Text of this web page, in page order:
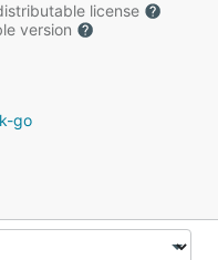
license
version
go